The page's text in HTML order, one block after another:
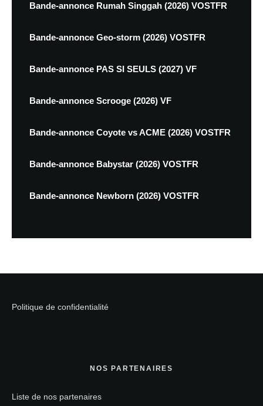
Bande-annonce Rumah Singgah (2026) VOSTFR
Bande-annonce Geo-storm (2026) VOSTFR
Bande-annonce PAS SI SEULS (2027) VF
Bande-annonce Scrooge (2026) VF
Bande-annonce Coyote vs ACME (2026) VOSTFR
Bande-annonce Babystar (2026) VOSTFR
Bande-annonce Newborn (2026) VOSTFR
Politique de confidentialité
NOS PARTENAIRES
Liste de nos partenaires